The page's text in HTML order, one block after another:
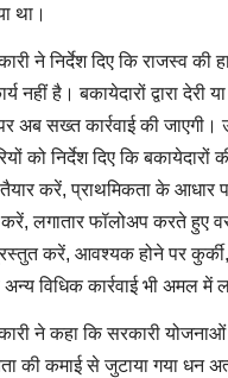
था।
ने निर्देश दिए कि राजस्व की
नहीं है। बकायेदारों द्वारा देरी
अब सख्त कार्रवाई की जाएगी।
को निर्देश दिए कि बकायेदारों
करें, प्राथमिकता के आधार
करें, लगातार फॉलोअप करते हुए
प्रस्तुत करें, आवश्यक होने पर
अन्य विधिक कार्रवाई भी अमल में
ने कहा कि सरकारी
की कमाई से जुटाया गया धन